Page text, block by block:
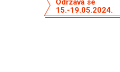
15.-19.05.2024.